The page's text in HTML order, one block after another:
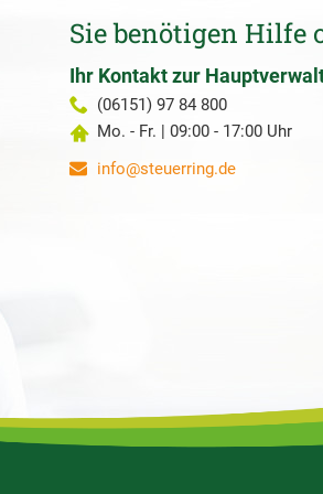
Sie benötigen Hilfe
Ihr Kontakt zur
(06151) 97 84 800
Mo. - Fr. | 09:00 - 17:00 Uhr
info@steuerring.de